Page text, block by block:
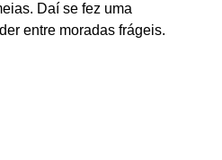
Daí se fez uma
entre moradas frágeis.